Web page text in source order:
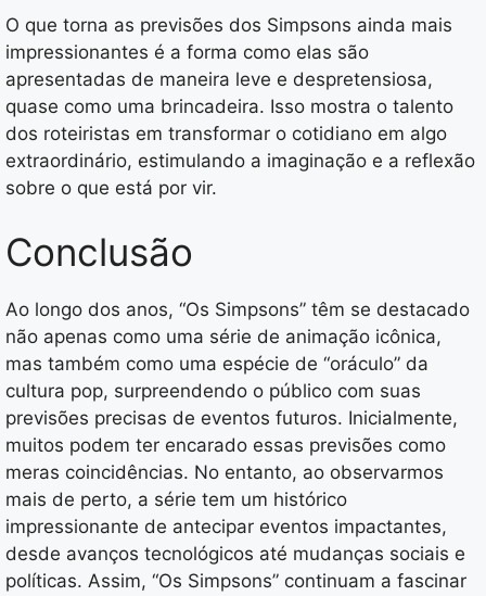
O que torna as previsões dos Simpsons ainda mais
impressionantes é a forma como elas são
apresentadas de maneira leve e despretensiosa,
quase como uma brincadeira. Isso mostra o talento
dos roteiristas em transformar o cotidiano em algo
extraordinário, estimulando a imaginação e a reflexão
sobre o que está por vir.
Conclusão
Ao longo dos anos, “Os Simpsons” têm se destacado
não apenas como uma série de animação icônica,
mas também como uma espécie de “oráculo” da
cultura pop, surpreendendo o público com suas
previsões precisas de eventos futuros. Inicialmente,
muitos podem ter encarado essas previsões como
meras coincidências. No entanto, ao observarmos
mais de perto, a série tem um histórico
impressionante de antecipar eventos impactantes,
desde avanços tecnológicos até mudanças sociais e
políticas. Assim, “Os Simpsons” continuam a fascinar